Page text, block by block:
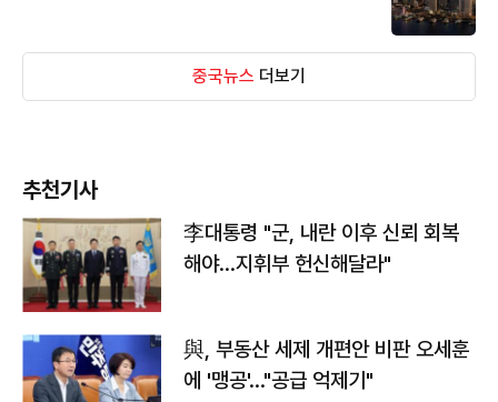
중국뉴스 더보기
추천기사
李대통령 "군, 내란 이후 신뢰 회복
해야…지휘부 헌신해달라"
與, 부동산 세제 개편안 비판 오세훈
에 '맹공'…"공급 억제기"